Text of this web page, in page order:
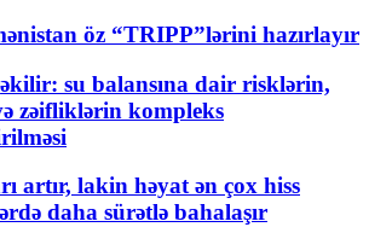
öz “TRIPP”lərini hazırlayır
su balansına dair risklərin,
zəifliklərin kompleks
artır, lakin həyat ən çox hiss
daha sürətlə bahalaşır